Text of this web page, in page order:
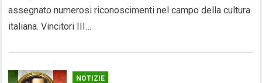
assegnato numerosi riconoscimenti nel campo della cultura
italiana. Vincitori III…
NOTIZIE